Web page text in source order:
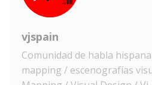
vjspain
Comunidad de habla
mapping / escenografías